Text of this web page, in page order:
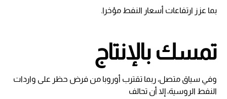
بما عزز ارتفاعات أسعار النفط مؤخرا.
تمسك بالإنتاج
وفي سياق متصل، ربما تقترب أوروبا من فرض حظر على واردات
النفط الروسية، إلا أن تحالف